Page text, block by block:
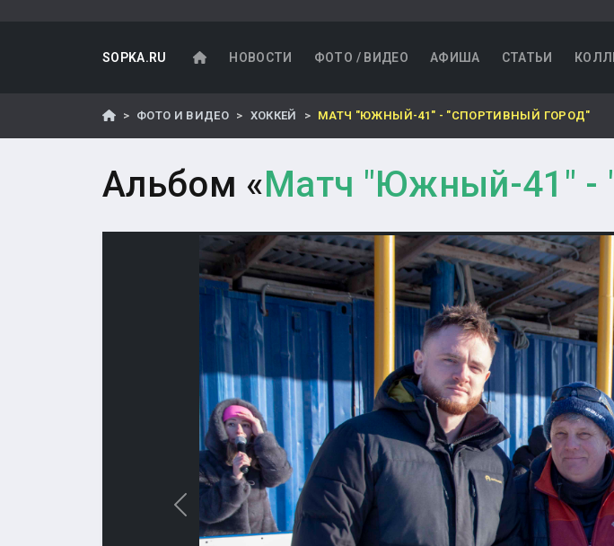
SOPKA.RU НОВОСТИ ФОТО / ВИДЕО АФИША СТАТЬИ
ФОТО И ВИДЕО ХОККЕЙ МАТЧ "ЮЖНЫЙ-41" - "СПОРТИВНЫЙ ГОРОД"
Альбом «Матч "Южный-41" -
Назад